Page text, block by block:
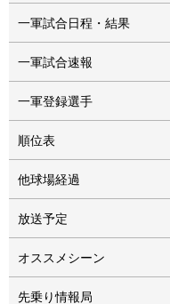
一軍試合日程・結果
一軍試合速報
一軍登録選手
順位表
他球場経過
放送予定
オススメシーン
先乗り情報局